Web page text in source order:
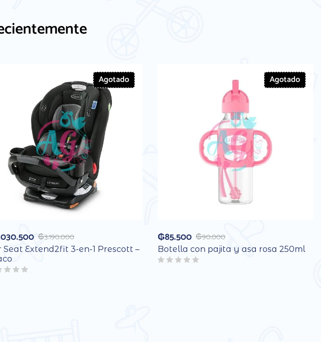
Agotado
₲3.190.000
Seat Extend2fit 3-en-1 Prescott –
Agotado
₲90.000
₲85.500
Botella con pajita y asa rosa 250ml